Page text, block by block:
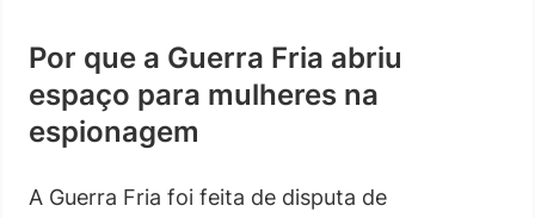
Por que a Guerra Fria abriu
espaço para mulheres na
espionagem
A Guerra Fria foi feita de disputa de